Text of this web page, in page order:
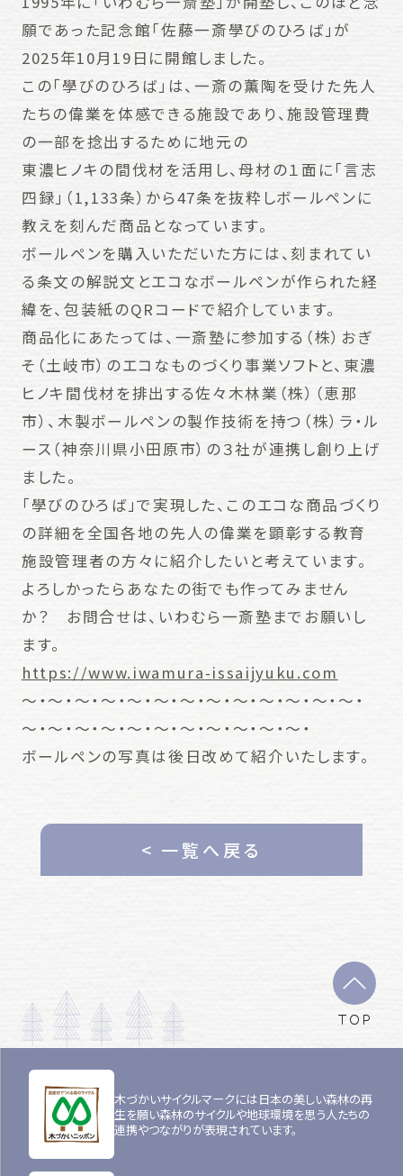
願であった記念館「佐藤一斎學びのひろば」が
2025年10月19日に開館しました。
この「學びのひろば」は、一斎の薫陶を受けた先人
たちの偉業を体感できる施設であり、施設管理費
の一部を捻出するために地元の
東濃ヒノキの間伐材を活用し、母材の１面に「言志
四録」（1,133条）から47条を抜粋しボールペンに
教えを刻んだ商品となっています。
ボールペンを購入いただいた方には、刻まれてい
る条文の解説文とエコなボールペンが作られた経
緯を、包装紙のQRコードで紹介しています。
商品化にあたっては、一斎塾に参加する（株）おぎ
そ（土岐市）のエコなものづくり事業ソフトと、東濃
ヒノキ間伐材を排出する佐々木林業（株）（恵那
市）、木製ボールペンの製作技術を持つ（株）ラ・ル
ース（神奈川県小田原市）の３社が連携し創り上げ
ました。
「學びのひろば」で実現した、このエコな商品づくり
の詳細を全国各地の先人の偉業を顕彰する教育
施設管理者の方々に紹介したいと考えています。
よろしかったらあなたの街でも作ってみません
か？ お問合せは、いわむら一斎塾までお願いし
ます。
https://www.iwamura-issaijyuku.com
〜・〜・〜・〜・〜・〜・〜・〜・〜・〜・〜・〜・〜・
〜・〜・〜・〜・〜・〜・〜・〜・〜・〜・〜・
ボールペンの写真は後日改めて紹介いたします。
< 一覧へ戻る
TOP
木づかいサイクルマークには日本の美しい森林の再
生を願い森林のサイクルや地球環境を思う人たちの
連携やつながりが表現されています。